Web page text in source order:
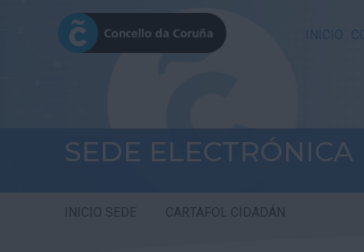
INICIO
SEDE ELECTRÓNICA
INICIO SEDE CARTAFOL CIDADÁN